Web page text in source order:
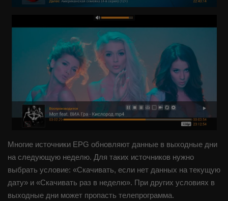
Многие источники EPG обновляют данные в выходные дни
на следующую неделю. Для таких источников нужно
выбрать условие: «Скачивать, если нет данных на текущую
дату» и «Скачивать раз в неделю». При других условиях в
выходные дни может пропасть телепрограмма.